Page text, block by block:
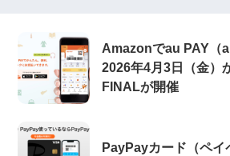
Amazonでau PAY（
2026年4月3日（金）
FINALが開催
PayPayカード（ペ